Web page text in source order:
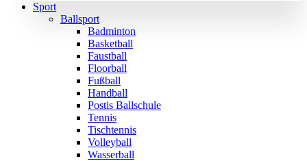
Sport
Ballsport
Badminton
Basketball
Faustball
Floorball
Fußball
Handball
Postis Ballschule
Tennis
Tischtennis
Volleyball
Wasserball